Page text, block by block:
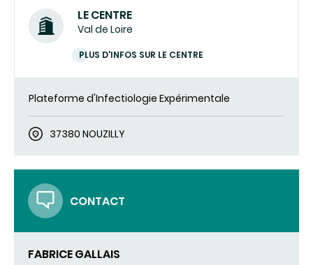
LE CENTRE
Val de Loire
PLUS D'INFOS SUR LE CENTRE
Plateforme d'Infectiologie Expérimentale
37380 NOUZILLY
CONTACT
FABRICE GALLAIS